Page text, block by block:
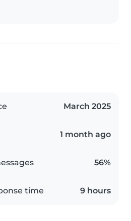
March 2025
1 month ago
56%
time 9 hours